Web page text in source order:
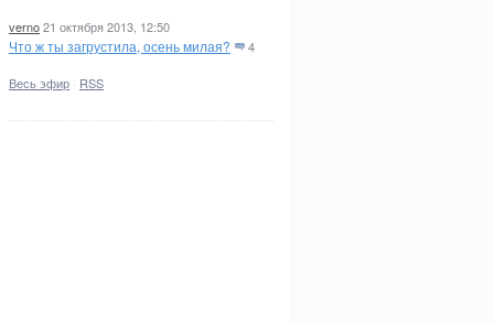
verno21 октября 2013, 12:50
Что ж ты загрустила, осень милая? 4
Весь эфир · RSS